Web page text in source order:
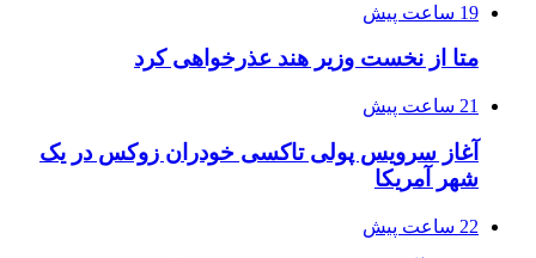
19 ساعت پیش
متا از نخست وزیر هند عذرخواهی کرد
21 ساعت پیش
آغاز سرویس پولی تاکسی خودران زوکس در یک
شهر آمریکا
22 ساعت پیش